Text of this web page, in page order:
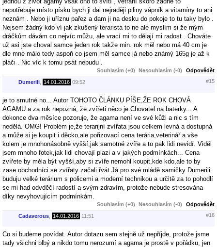
nepotřebuje místo písku bych ji dal nejraději piliny vápník a vitamíny to ani
neznám . Nebo ji uříznu pařez a dam ji na desku do pokoje to tu taky bylo .
Nejsem žádný kdo ví jak zkušený terarista to ne ale myslím si že mým
dráčkům dávám co nejvíc můžu, ale vrací mi to dělají mi radost . Chováte
už asi jste choval samce jeden rok takže min. rok měl nebo má 40 cm je
dle mne málo tedy aspoň co jsem měl samce já nebo známý 165g je až k
pláči . Nic víc k tomu psát nebudu .
Souhlasím (+0) Nesouhlasím (-0) Odpovědět
Dumerili 14.01.2016 09:52 #15
je to smutné no... Autor TOHOTO ČLÁNKU PÍŠE,ŽE ROK CHOVÁ
AGAMU a za rok nepozná, že zvířeti něco je.Chovatel na baterky... A
dokonce dva měsíce pozoruje, že agama není ve své kůži a nic s tím
nedělá. OMG! Problém je,že terarijní zvířata jsou celkem levná a dostupná
a může si je koupit i děcko,ale pořizovací cena terária,veterinář a vše
kolem je mnohonásobně vyšší,jak samotné zvíře a to pak lidi nevidí. Viděl
jsem mnoho fotek,jak lidi chovají plazi a v jakých podmínkách... Cena
zvířete by měla být vyšší,aby si zvíře nemohl koupit,kde kdo,ale to by
zase obchodníci se zvířaty začali řvát.Já pro své mládě samičky Dumerili
buduju velké terárium s policemi a moderní technikou a určitě za to pohodlí
se mi had odvděčí radostí a svým zdravím, protože nebude stresována
díky nevyhovujícím podmínkám.
Souhlasím (+0) Nesouhlasím (-0) Odpovědět
Cadaverous 14.01.2016 11:51 #16
Co si budeme povídat. Autor dotazu sem stejně už nepříjde, protože jsme
tady všichni blbý a nikdo tomu nerozumí a agama je prostě v pořádku, jen